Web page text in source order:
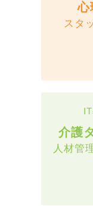
心
スタ
介護
人材管